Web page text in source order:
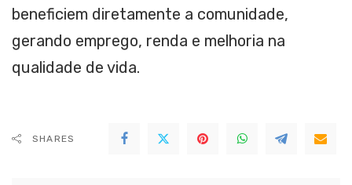
beneficiem diretamente a comunidade,
gerando emprego, renda e melhoria na
qualidade de vida.
SHARES